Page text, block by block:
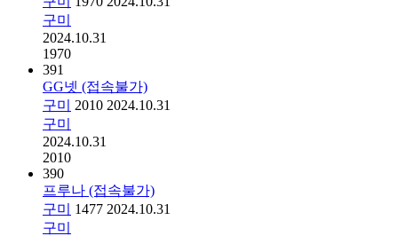
구미
2024.10.31
1970
391
GG넷 (접속불가)
구미
2010 2024.10.31
구미
2024.10.31
2010
390
프루나 (접속불가)
구미
1477 2024.10.31
구미